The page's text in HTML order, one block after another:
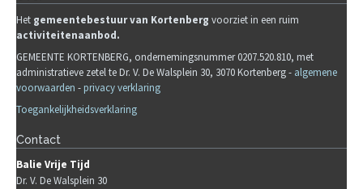
Het gemeentebestuur van Kortenberg voorziet in een ruim
activiteitenaanbod.
GEMEENTE KORTENBERG, ondernemingsnummer 0207.520.810, met
administratieve zetel te Dr. V. De Walsplein 30, 3070 Kortenberg - algemene
voorwaarden -privacy verklaring
Toegankelijkheidsverklaring
Contact
Balie Vrije Tijd
Dr. V. De Walsplein 30